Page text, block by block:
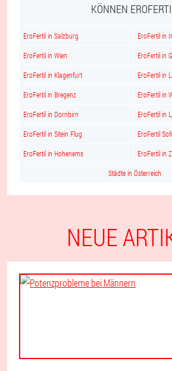
KÖNNEN
EroFertil in Salzburg EroFertil in
EroFertil in Wien EroFertil in
EroFertil in Klagenfurt EroFertil in
EroFertil in Bregenz EroFertil in
EroFertil in Dornbirn EroFertil in
EroFertil in Sitein Flug EroFertil
EroFertil in Hohenems EroFertil in
Städte in Österreich
NEUE